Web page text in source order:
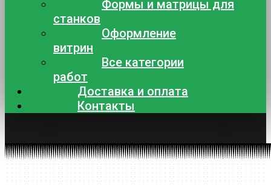
Формы и матрицы для
станков
Оформление
витрин
Все категории
работ
Доставка и оплата
Контакты